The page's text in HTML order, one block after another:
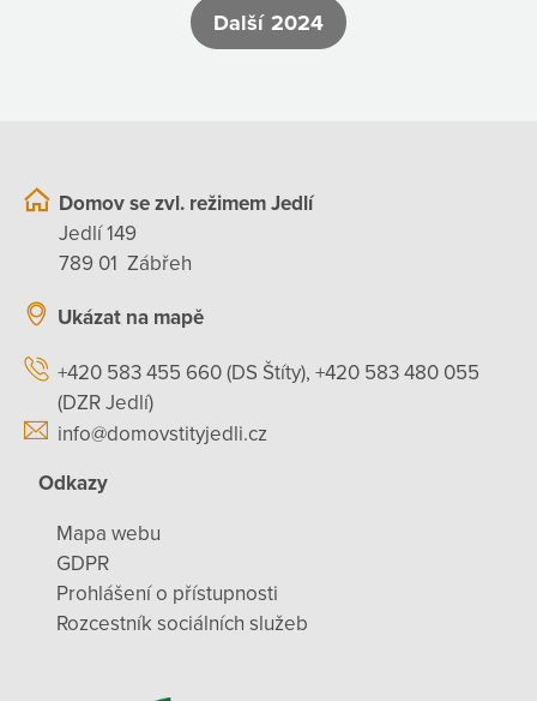
Další 2024
Domov se zvl. režimem Jedlí
Jedlí 149
789 01 Zábřeh
Ukázat na mapě
+420 583 455 660 (DS Štíty), +420 583 480 055
(DZR Jedlí)
info@domovstityjedli.cz
Odkazy
Mapa webu
GDPR
Prohlášení o přístupnosti
Rozcestník sociálních služeb